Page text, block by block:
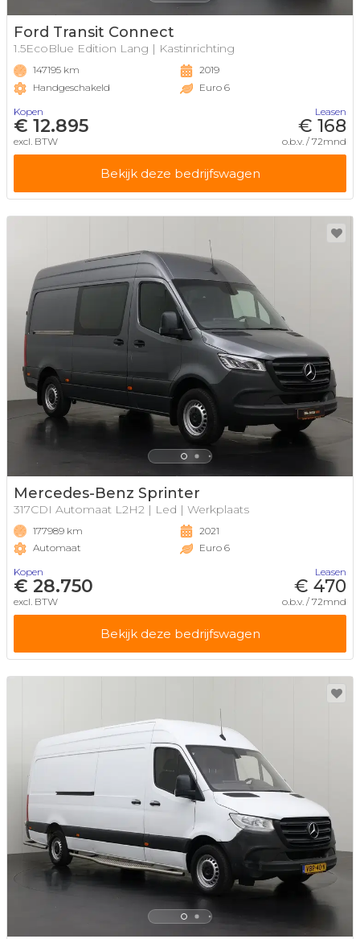
Ford Transit Connect
1.5EcoBlue Edition Lang | Kastinrichting
147195 km
Handgeschakeld
2019
Euro 6
Kopen
€ 12.895
excl. BTW
Leasen
€ 168
o.b.v. / 72mnd
Bekijk deze bedrijfswagen
Mercedes-Benz Sprinter
317CDI Automaat L2H2 | Led | Werkplaats
177989 km
Automaat
2021
Euro 6
Kopen
€ 28.750
excl. BTW
Leasen
€ 470
o.b.v. / 72mnd
Bekijk deze bedrijfswagen